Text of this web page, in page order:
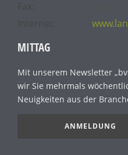
MITTAG
Mit unserem Newsletter
wir Sie mehrmals
Neuigkeiten aus der
ANMELDUNG